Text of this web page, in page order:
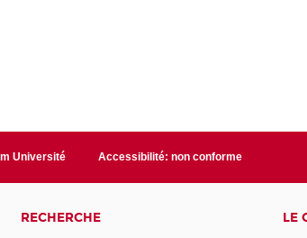
Université Accessibilité: non conforme
RECHERCHE LE